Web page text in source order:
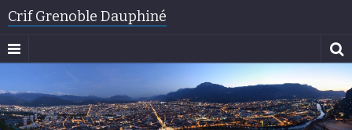
Crif Grenoble Dauphiné